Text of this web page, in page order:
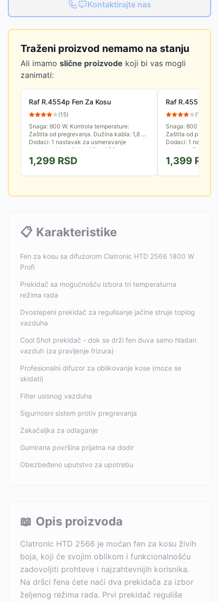
Kontaktirajte nas
Traženi proizvod nemamo na stanju
Ali imamo slične proizvode koji bi vas mogli
zanimati:
Raf R.4554p Fen Za Kosu
(15)
Snaga: 900 W. Kontrola temperature:
Zaštita od pregrevanja. Dužina kabla: 1,8 m.
Dodaci: 1 nastavak za usmeravanje
vazduha. Materijal kućišta: ABS...
1,299 RSD
Raf R.4559w
(10
Snaga: 800 W.
Zaštita od
Dodaci: 1
vazduha.
1,399 RSD
📋 Karakteristike
Fen za kosu sa difuzorom Clatronic HTD 2566 1800 W
Profi
Prekidač sa mogućnošću izbora tri temperaturna
režima rada
Dvostepeni prekidač za regulisanje jačine struje toplog
vazduha
Cool Shot prekidač - dok se drži fen duva samo hladan
vazduh (za pravljenje frizura)
Profesionalni difuzor za oblikovanje kose (moze se
skidati)
Filter usisnog vazduha
Sigurnosni sistem protiv pregrevanja
Zakačaljka za odlaganje
Gumirana površina prijatna na dodir
Obezbeđeno uputstvo za upotrebu
📖 Opis proizvoda
Clatronic HTD 2566 je moćan fen za kosu živih
boja, koji će svojim oblikom i funkcionalnošću
zadovoljiti prohteve i najzahtevnijih korisnika.
Na dršci fena ćete naći dva prekidača za izbor
željenog režima rada. Prvi prekidač reguliše